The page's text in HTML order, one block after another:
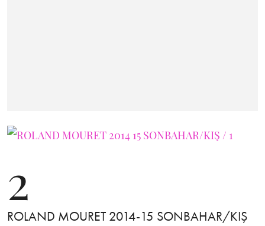
2
ROLAND MOURET 2014-15 SONBAHAR/KIŞ